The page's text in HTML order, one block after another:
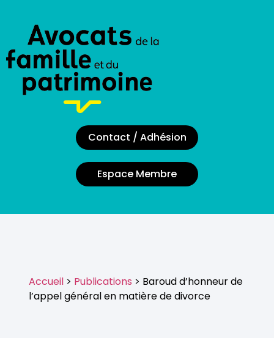
Contact / Adhésion
Espace Membre
Accueil> Publications > Baroud d’honneur de
l’appel général en matière de divorce